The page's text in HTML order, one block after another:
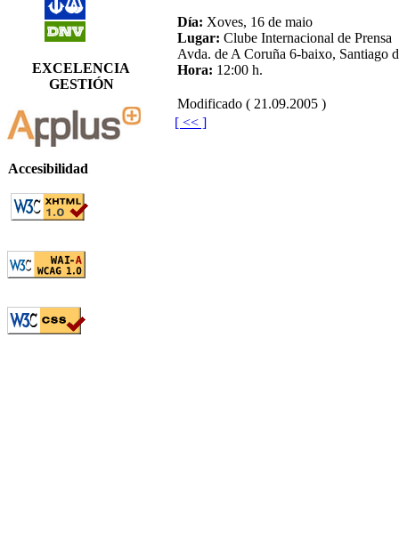
EXCELENCIA
GESTIÓN
Accesibilidad
Día: Xoves, 16 de maio
Lugar: Clube Internacional de Prensa
Avda. de A Coruña 6-baixo, Santiago
Hora: 12:00 h.
Modificado ( 21.09.2005 )
[ << ]